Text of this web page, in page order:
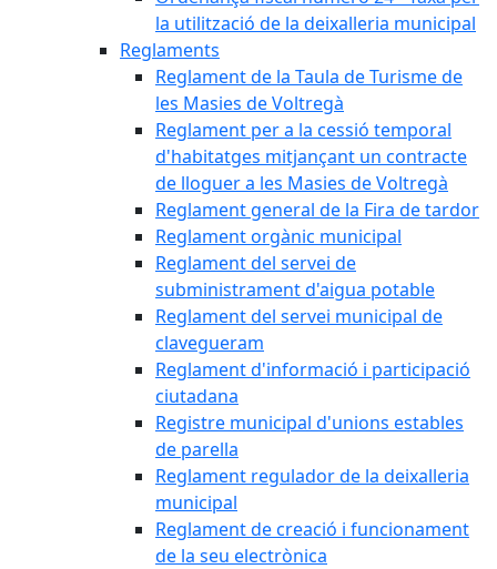
la utilització de la deixalleria municipal
Reglaments
Reglament de la Taula de Turisme de
les Masies de Voltregà
Reglament per a la cessió temporal
d'habitatges mitjançant un contracte
de lloguer a les Masies de Voltregà
Reglament general de la Fira de tardor
Reglament orgànic municipal
Reglament del servei de
subministrament d'aigua potable
Reglament del servei municipal de
clavegueram
Reglament d'informació i participació
ciutadana
Registre municipal d'unions estables
de parella
Reglament regulador de la deixalleria
municipal
Reglament de creació i funcionament
de la seu electrònica